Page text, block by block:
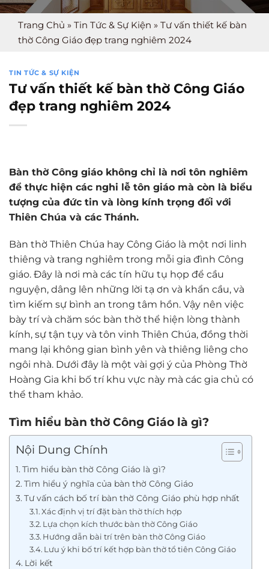
Trang Chủ » Tin Tức & Sự Kiện » Tư vấn thiết kế bàn
thờ Công Giáo đẹp trang nghiêm 2024
TIN TỨC & SỰ KIỆN
Tư vấn thiết kế bàn thờ Công Giáo
đẹp trang nghiêm 2024
Bàn thờ Công giáo không chỉ là nơi tôn nghiêm
để thực hiện các nghi lễ tôn giáo mà còn là biểu
tượng của đức tin và lòng kính trọng đối với
Thiên Chúa và các Thánh.
Bàn thờ Thiên Chúa hay Công Giáo là một nơi linh
thiêng và trang nghiêm trong mỗi gia đình Công
giáo. Đây là nơi mà các tín hữu tụ họp để cầu
nguyện, dâng lên những lời tạ ơn và khẩn cầu, và
tìm kiếm sự bình an trong tâm hồn. Vậy nên việc
bày trí và chăm sóc bàn thờ thể hiện lòng thành
kính, sự tận tụy và tôn vinh Thiên Chúa, đồng thời
mang lại không gian bình yên và thiêng liêng cho
ngôi nhà. Dưới đây là một vài gợi ý của Phòng Thờ
Hoàng Gia khi bố trí khu vực này mà các gia chủ có
thể tham khảo.
Tìm hiểu bàn thờ Công Giáo là gì?
Nội Dung Chính
Tìm hiểu bàn thờ Công Giáo là gì?
Tìm hiểu ý nghĩa của bàn thờ Công Giáo
Tư vấn cách bố trí bàn thờ Công Giáo phù hợp nhất
Xác định vị trí đặt bàn thờ thích hợp
Lựa chọn kích thước bàn thờ Công Giáo
Hướng dẫn bài trí trên bàn thờ Công Giáo
Lưu ý khi bố trí kết hợp bàn thờ tổ tiên Công Giáo
Lời kết